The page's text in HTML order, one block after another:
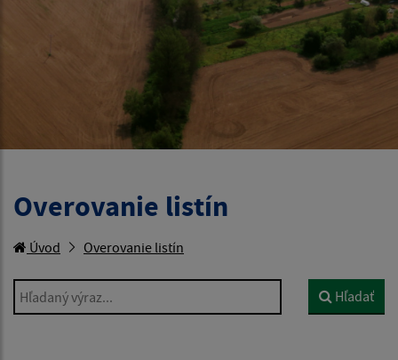
Overovanie listín
Úvod Overovanie listín
Hľadaný výraz... Hľadať